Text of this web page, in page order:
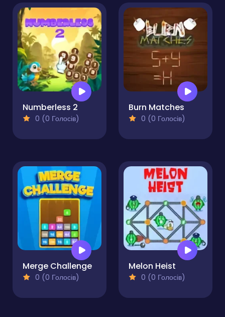
Numberless 2
0 (0 Голосів)
Burn Matches
0 (0 Голосів)
Merge Challenge
0 (0 Голосів)
Melon Heist
0 (0 Голосів)